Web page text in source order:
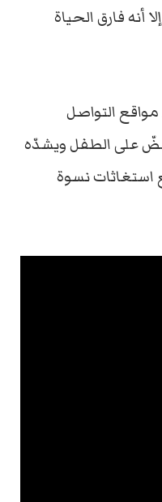
أنه فارق الحياة
التواصل
على الطفل ويشدّه
نسوة